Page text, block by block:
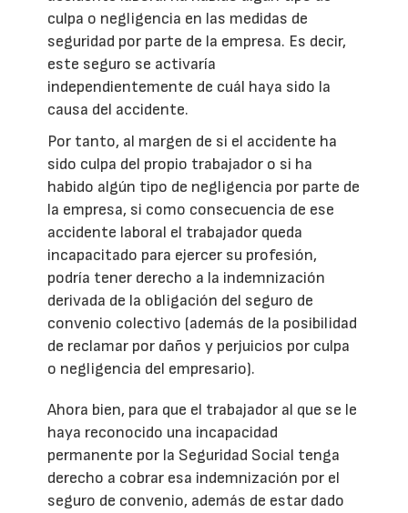
culpa o negligencia en las medidas de
seguridad por parte de la empresa. Es decir,
este seguro se activaría
independientemente de cuál haya sido la
causa del accidente.
Por tanto, al margen de si el accidente ha
sido culpa del propio trabajador o si ha
habido algún tipo de negligencia por parte de
la empresa, si como consecuencia de ese
accidente laboral el trabajador queda
incapacitado para ejercer su profesión,
podría tener derecho a la indemnización
derivada de la obligación del seguro de
convenio colectivo (además de la posibilidad
de reclamar por daños y perjuicios por culpa
o negligencia del empresario).
Ahora bien, para que el trabajador al que se le
haya reconocido una incapacidad
permanente por la Seguridad Social tenga
derecho a cobrar esa indemnización por el
seguro de convenio, además de estar dado